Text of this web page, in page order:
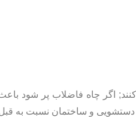
اگر چاه فاضلاب پر شود
و ساختمان نسبت به